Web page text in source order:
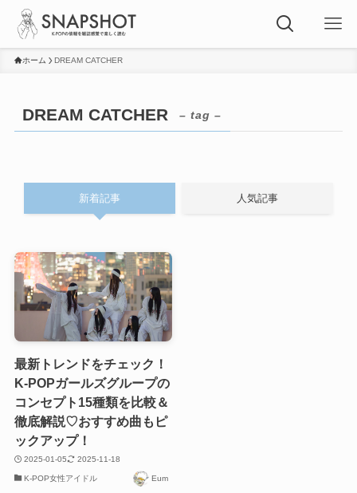
ホーム DREAM CATCHER
DREAM CATCHER – tag –
新着記事 人気記事
最新トレンドをチェック！
K-POPガールズグループの
コンセプト15種類を比較＆
徹底解説♡おすすめ曲もピ
ックアップ！
2025-01-05 2025-11-18
K-POP女性アイドル Eum